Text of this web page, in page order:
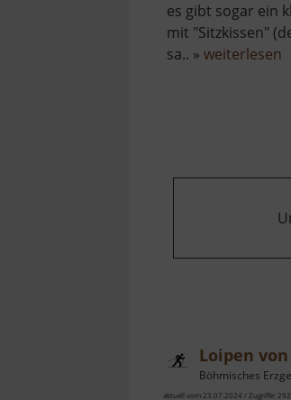
es gibt sogar ein
mit "Sitzkissen"
sa.. » weiterlesen
Loipen
Böhmisches
aktuell vom 23.07.2024 / Zugriffe: